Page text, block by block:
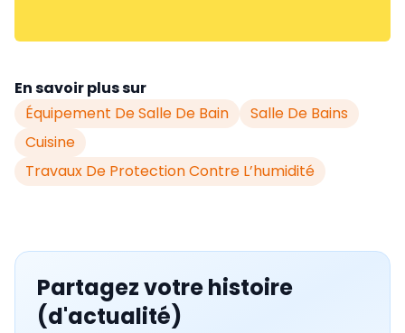
En savoir plus sur
Équipement De Salle De Bain
Salle De Bains
Cuisine
Travaux De Protection Contre L’humidité
Partagez votre histoire
(d'actualité)